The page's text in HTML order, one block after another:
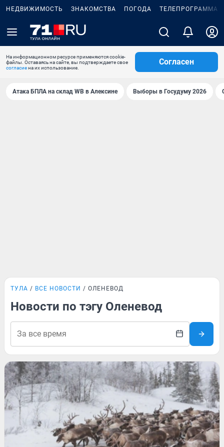
НЕДВИЖИМОСТЬ ЗНАКОМСТВА ПОГОДА ТЕЛЕПРОГРАММА
На информационном ресурсе применяются cookie-
файлы. Оставаясь на сайте, вы подтверждаете свое
согласиена их использование.
Согласен
Атака БПЛА на склад WB в Алексине Выборы в Госудуму 2026
ТУЛА ВСЕ НОВОСТИ ОЛЕНЕВОД
Новости по тэгу Оленевод